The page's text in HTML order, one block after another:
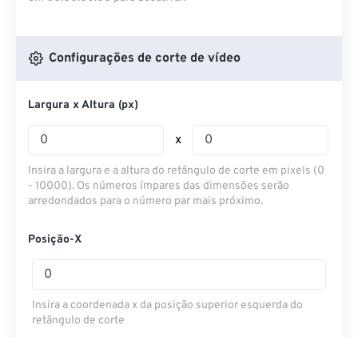
Configurações de corte de vídeo
Largura x Altura (px)
x
Insira a largura e a altura do retângulo de corte em pixels (0
- 10000). Os números ímpares das dimensões serão
arredondados para o número par mais próximo.
Posição-X
Insira a coordenada x da posição superior esquerda do
retângulo de corte